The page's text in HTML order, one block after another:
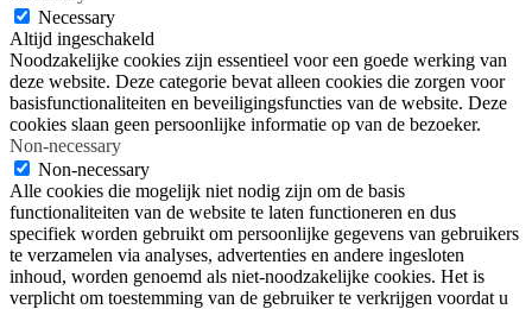
Necessary
Altijd ingeschakeld
Noodzakelijke cookies zijn essentieel voor een goede werking van
deze website. Deze categorie bevat alleen cookies die zorgen voor
basisfunctionaliteiten en beveiligingsfuncties van de website. Deze
cookies slaan geen persoonlijke informatie op van de bezoeker.
Non-necessary
Non-necessary
Alle cookies die mogelijk niet nodig zijn om de basis
functionaliteiten van de website te laten functioneren en dus
specifiek worden gebruikt om persoonlijke gegevens van gebruikers
te verzamelen via analyses, advertenties en andere ingesloten
inhoud, worden genoemd als niet-noodzakelijke cookies. Het is
verplicht om toestemming van de gebruiker te verkrijgen voordat u